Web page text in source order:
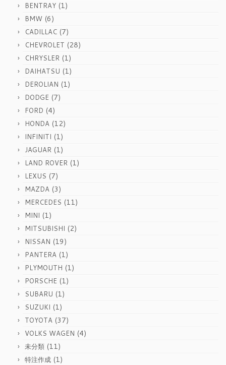
BENTRAY (1)
BMW (6)
CADILLAC (7)
CHEVROLET (28)
CHRYSLER (1)
DAIHATSU (1)
DEROLIAN (1)
DODGE (7)
FORD (4)
HONDA (12)
INFINITI (1)
JAGUAR (1)
LAND ROVER (1)
LEXUS (7)
MAZDA (3)
MERCEDES (11)
MINI (1)
MITSUBISHI (2)
NISSAN (19)
PANTERA (1)
PLYMOUTH (1)
PORSCHE (1)
SUBARU (1)
SUZUKI (1)
TOYOTA (37)
VOLKS WAGEN (4)
未分類 (11)
特注作成 (1)